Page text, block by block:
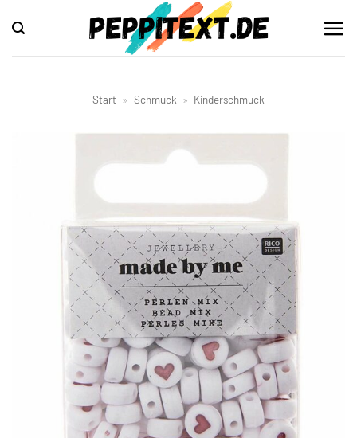
Inhalt
springen
Start » Schmuck » Kinderschmuck